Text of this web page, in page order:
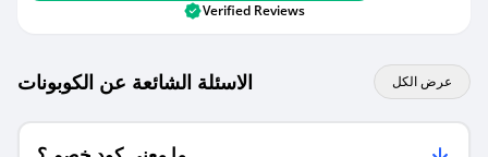
Verified Reviews
الاسئلة الشائعة عن الكوبونات عرض الكل